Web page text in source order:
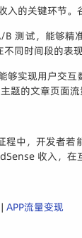
的关键环节
测试，能够精
同时间段的表
够实现用户交
题的文章页面
中，开发者
收入，
| APP流量变现